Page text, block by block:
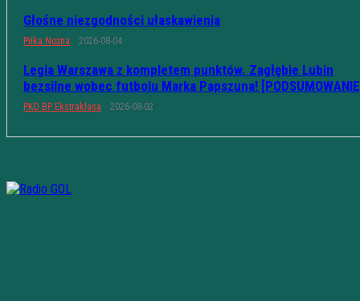
Głośne niezgodności ułaskawienia
Piłka Nożna 2026-08-04
Legia Warszawa z kompletem punktów. Zagłębie Lubin
bezsilne wobec futbolu Marka Papszuna!
PKO BP Ekstraklasa 2026-08-02